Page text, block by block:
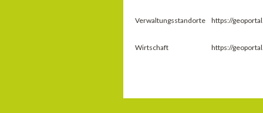
Verwaltungsstandorte https://
Wirtschaft https://